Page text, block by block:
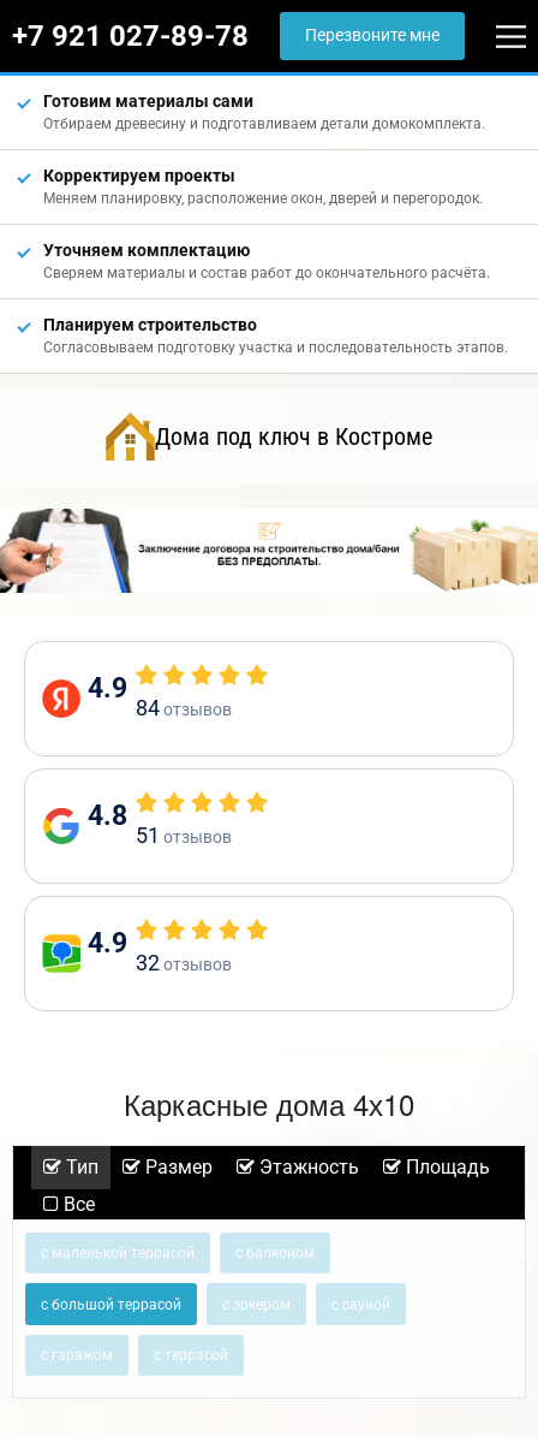
+7 921 027-89-78 Перезвоните мне
Готовим материалы сами
Отбираем древесину и подготавливаем детали домокомплекта.
Корректируем проекты
Меняем планировку, расположение окон, дверей и перегородок.
Уточняем комплектацию
Сверяем материалы и состав работ до окончательного расчёта.
Планируем строительство
Согласовываем подготовку участка и последовательность этапов.
Дома под ключ в Костроме
4.9
84отзывов
4.8
51 отзывов
4.9
32отзывов
Каркасные дома 4х10
Тип Размер Этажность
Площадь
Все
с маленькой террасой с балконом
с большой террасой с эркером с сауной
с гаражом с террасой